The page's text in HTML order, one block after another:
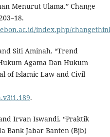
Menurut Ulama.” Change
index.php/
Siti Aminah. “Trend
Agama Dan Hukum
of Islamic Law and Civil
.
Irvan Iswandi. “Praktik
Bank Jabar Banten (Bjb)